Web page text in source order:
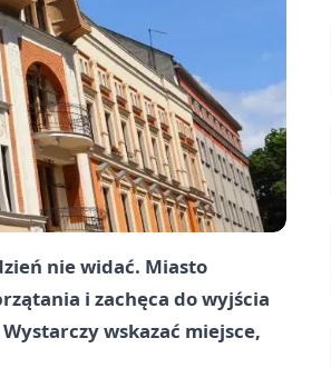
nie widać. Miasto
i zachęca do wyjścia
wskazać miejsce,